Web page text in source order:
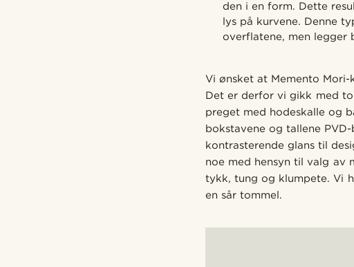
den i en form. Dette
lys på kurvene. Denne
overflatene, men legger
Vi ønsket at Memento
Det er derfor vi gikk med
preget med hodeskalle og
bokstavene og tallene
kontrasterende glans til
noe med hensyn til valg av
tykk, tung og klumpete. Vi
en sår tommel.